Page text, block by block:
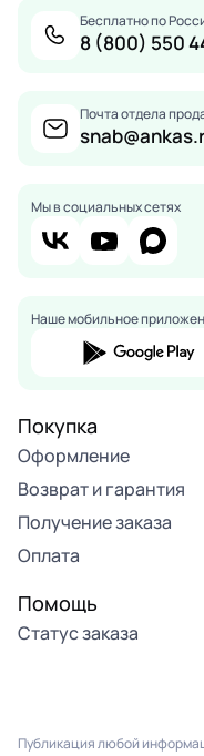
Бесплатно по
8 (800) 550
Почта отдела
Мы в социальных сетях
Наше мобильное
Покупка
Оформление
Возврат и гарантия
Получение заказа
Оплата
Помощь
Статус заказа
Публикация любой